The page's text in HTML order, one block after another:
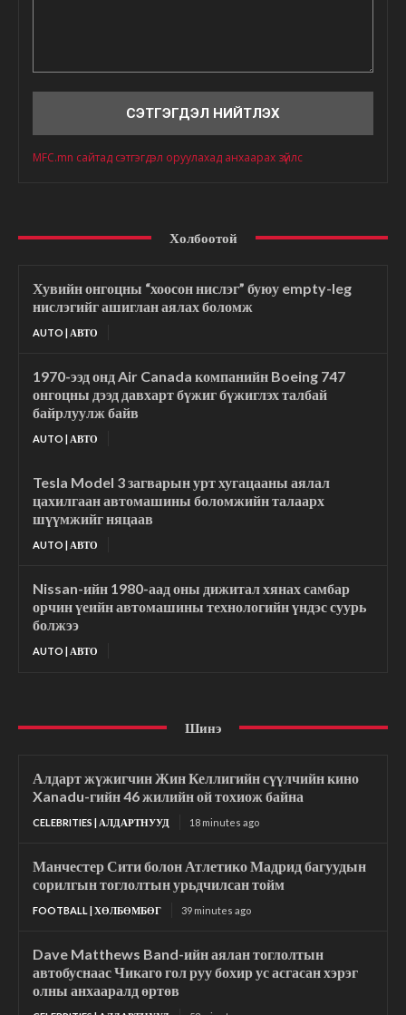
MFC.mn сайтад сэтгэгдэл оруулахад анхаарах зүйлс
Холбоотой
Хувийн онгоцны “хоосон нислэг” буюу empty-leg
нислэгийг ашиглан аялах боломж
AUTO | АВТО
1970-ээд онд Air Canada компанийн Boeing 747
онгоцны дээд давхарт бүжиг бүжиглэх талбай
байрлуулж байв
AUTO | АВТО
Tesla Model 3 загварын урт хугацааны аялал
цахилгаан автомашины боломжийн талаарх
шүүмжийг няцаав
AUTO | АВТО
Nissan-ийн 1980-аад оны дижитал хянах самбар
орчин үеийн автомашины технологийн үндэс суурь
болжээ
AUTO | АВТО
Шинэ
Алдарт жүжигчин Жин Келлигийн сүүлчийн кино
Xanadu-гийн 46 жилийн ой тохиож байна
CELEBRITIES | АЛДАРТНУУД 18 minutes ago
Манчестер Сити болон Атлетико Мадрид багуудын
сорилгын тоглолтын урьдчилсан тойм
FOOTBALL | ХӨЛБӨМБӨГ 39 minutes ago
Dave Matthews Band-ийн аялан тоглолтын
автобуснаас Чикаго гол руу бохир ус асгасан хэрэг
олны анхааралд өртөв